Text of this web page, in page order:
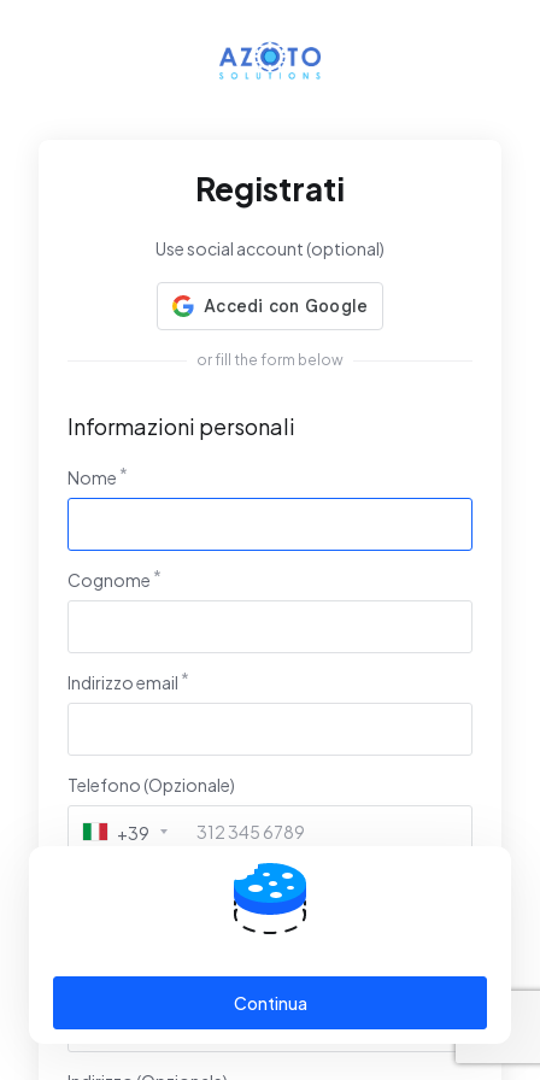
Registrati
Use social account (optional)
or fill the form below
Informazioni personali
Nome
Cognome
Indirizzo email
Telefono (Opzionale)
+39
Indirizzo fatturazione
Nome azienda (Opzionale)
Continua